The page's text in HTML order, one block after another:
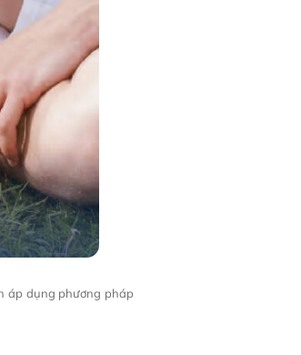
áp dụng phương pháp